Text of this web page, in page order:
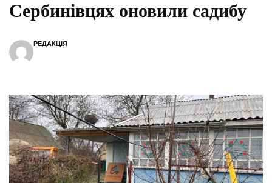
Сербинівцях оновили садибу
РЕДАКЦІЯ